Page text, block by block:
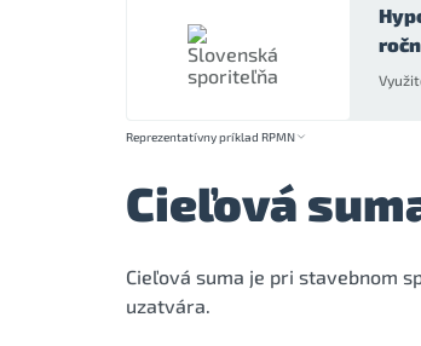
Reprezentatívny príklad RPMN
Cieľová
Cieľová suma je pri stavebnom
uzatvára.